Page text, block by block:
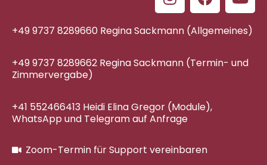
+49 9737 8289660 Regina Sackmann (Allgemeines)
+49 9737 8289662 Regina Sackmann (Termin- und
Zimmervergabe)
+41 552466413 Heidi Elina Gregor (Module),
WhatsApp und Telegram auf Anfrage
Zoom-Termin für Support vereinbaren